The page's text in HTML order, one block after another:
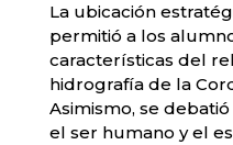
La ubicación
permitió a los
características del
hidrografía de la
Asimismo, se
el ser humano y el